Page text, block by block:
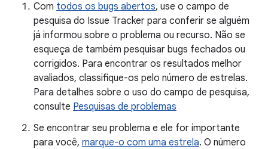
Com todos os bugs abertos, use o campo de
pesquisa do Issue Tracker para conferir se alguém
já informou sobre o problema ou recurso. Não se
esqueça de também pesquisar bugs fechados ou
corrigidos. Para encontrar os resultados melhor
avaliados, classifique-os pelo número de estrelas.
Para detalhes sobre o uso do campo de pesquisa,
consulte Pesquisas de problemas
Se encontrar seu problema e ele for importante
para você, marque-o com uma estrela. O número